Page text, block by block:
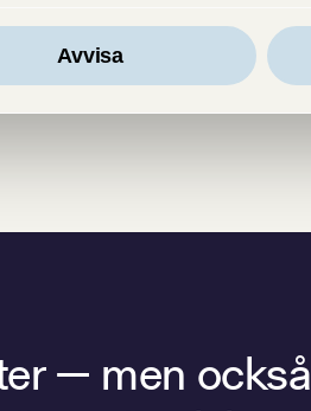
Avvisa
med andra
— men